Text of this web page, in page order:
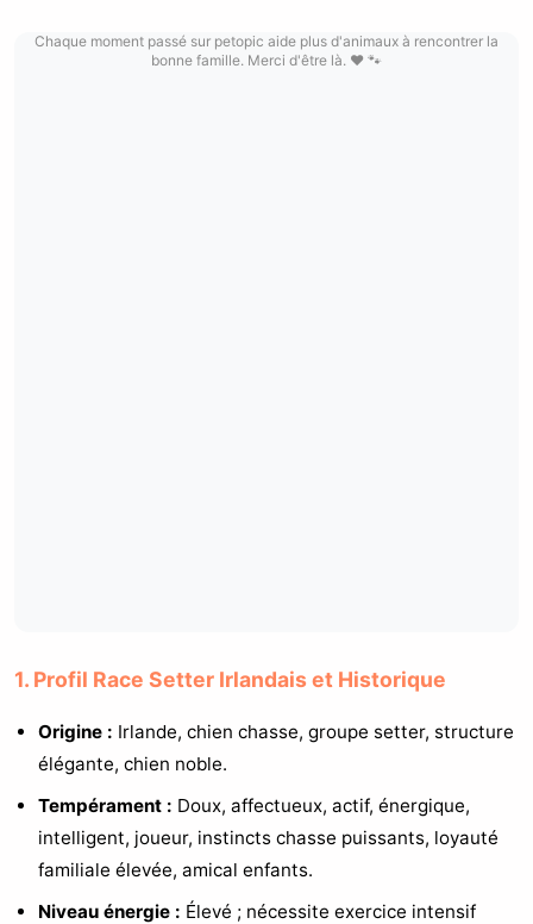
Chaque moment passé sur petopic aide plus d'animaux à rencontrer la
bonne famille. Merci d'être là. ❤️ 🐾
1. Profil Race Setter Irlandais et Historique
Origine : Irlande, chien chasse, groupe setter, structure
élégante, chien noble.
Tempérament : Doux, affectueux, actif, énergique,
intelligent, joueur, instincts chasse puissants, loyauté
familiale élevée, amical enfants.
Niveau énergie : Élevé ; nécessite exercice intensif